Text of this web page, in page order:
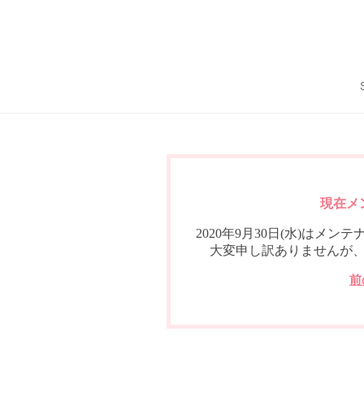
現在メ
2020年9月30日(水)はメンテ
大変申し訳ありませんが
前